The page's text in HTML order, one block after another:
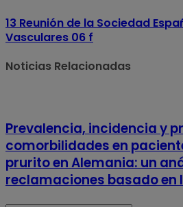
13 Reunión de la Sociedad
Vasculares 06 f
Noticias Relacionadas
Prevalencia, incidencia y
comorbilidades en
prurito en Alemania: un
reclamaciones basado en